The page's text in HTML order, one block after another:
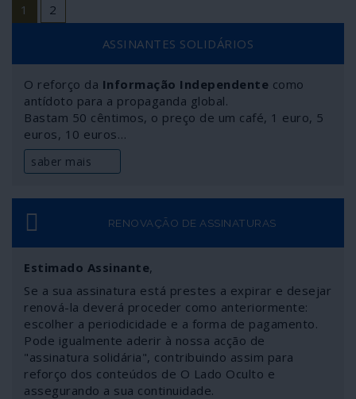
1 2
ASSINANTES SOLIDÁRIOS
O reforço da Informação Independente como
antídoto para a propaganda global.
Bastam 50 cêntimos, o preço de um café, 1 euro, 5
euros, 10 euros…
saber mais
RENOVAÇÃO DE ASSINATURAS
Estimado Assinante,
Se a sua assinatura está prestes a expirar e desejar
renová-la deverá proceder como anteriormente:
escolher a periodicidade e a forma de pagamento.
Pode igualmente aderir à nossa acção de
"assinatura solidária", contribuindo assim para
reforço dos conteúdos de O Lado Oculto e
assegurando a sua continuidade.